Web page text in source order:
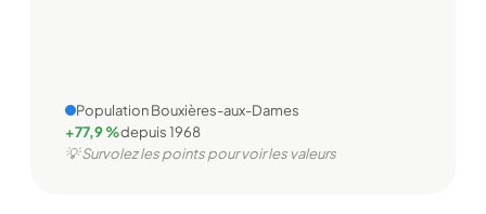
Population Bouxières-aux-Dames
+77,9 %depuis 1968
💡 Survolez les points pour voir les valeurs